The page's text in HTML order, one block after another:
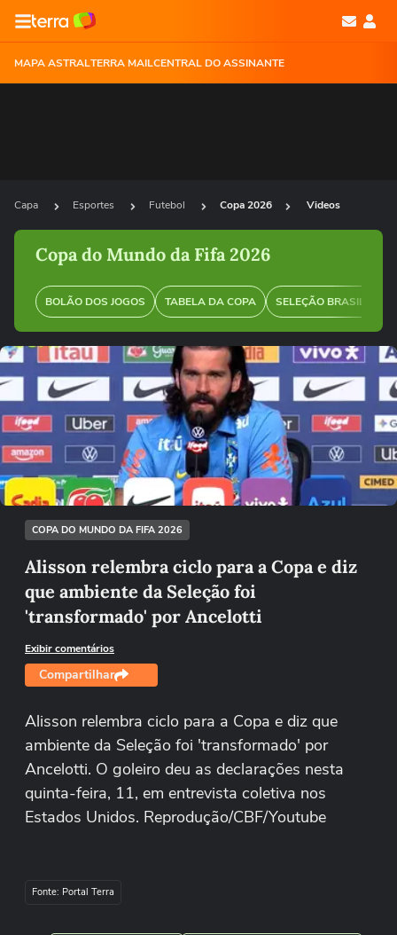
MAPA ASTRALTERRA MAILCENTRAL DO ASSINANTE
Capa Esportes Futebol Copa 2026 Videos
Copa do Mundo da Fifa 2026
BOLÃO DOS JOGOS TABELA DA COPA SELEÇÃO BRASILEIRA
Ops!
Não foi possível reproduzir o vídeo
Tentar novamente
COPA DO MUNDO DA FIFA 2026
Alisson relembra ciclo para a Copa e diz
que ambiente da Seleção foi
'transformado' por Ancelotti
Exibir comentários
Compartilhar
Alisson relembra ciclo para a Copa e diz que
ambiente da Seleção foi 'transformado' por
Ancelotti. O goleiro deu as declarações nesta
quinta-feira, 11, em entrevista coletiva nos
Estados Unidos. Reprodução/CBF/Youtube
Fonte: Portal Terra